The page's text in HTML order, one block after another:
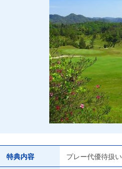
特典内容 プレー代優待扱い